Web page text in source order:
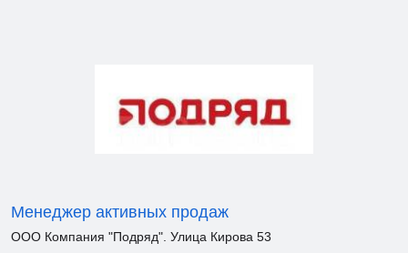
Менеджер активных продаж
ООО Компания "Подряд". Улица Кирова 53